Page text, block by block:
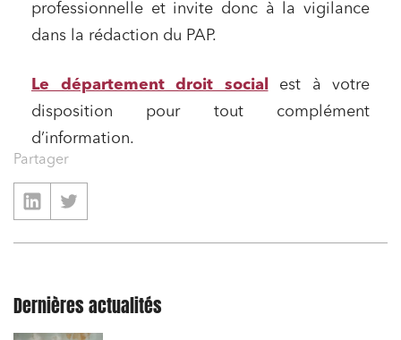
professionnelle et invite donc à la vigilance
dans la rédaction du PAP.
Le département droit social
est à votre
disposition pour tout complément
d’information.
Partager
Dernières actualités